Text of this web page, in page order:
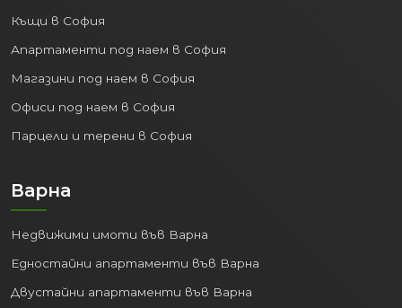
Къщи в София
Апартаменти под наем в София
Магазини под наем в София
Офиси под наем в София
Парцели и терени в София
Варна
Недвижими имоти във Варна
Едностайни апартаменти във Варна
Двустайни апартаменти във Варна